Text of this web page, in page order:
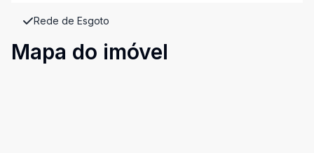
Rede de Esgoto
Mapa do imóvel